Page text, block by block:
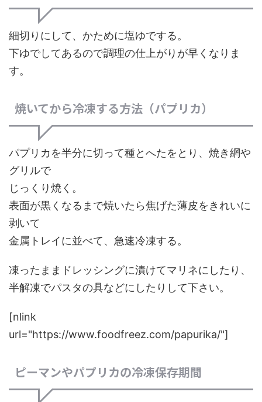
細切りにして、かために塩ゆでする。
下ゆでしてあるので調理の仕上がりが早くなりま
す。
焼いてから冷凍する方法（パプリカ）
パプリカを半分に切って種とへたをとり、焼き網や
グリルで
じっくり焼く。
表面が黒くなるまで焼いたら焦げた薄皮をきれいに
剥いて
金属トレイに並べて、急速冷凍する。
凍ったままドレッシングに漬けてマリネにしたり、
半解凍でパスタの具などにしたりして下さい。
[nlink
url="https://www.foodfreez.com/papurika/"]
ピーマンやパプリカの冷凍保存期間